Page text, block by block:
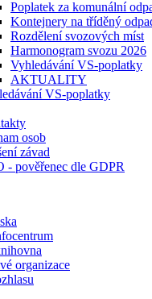
Poplatek za komunální
Kontejnery na tříděný
Rozdělení svozových míst
Harmonogram svozu 2026
Vyhledávání VS-poplatky
AKTUALITY
VS-poplatky
osob
závad
- pověřenec dle GDPR
organizace